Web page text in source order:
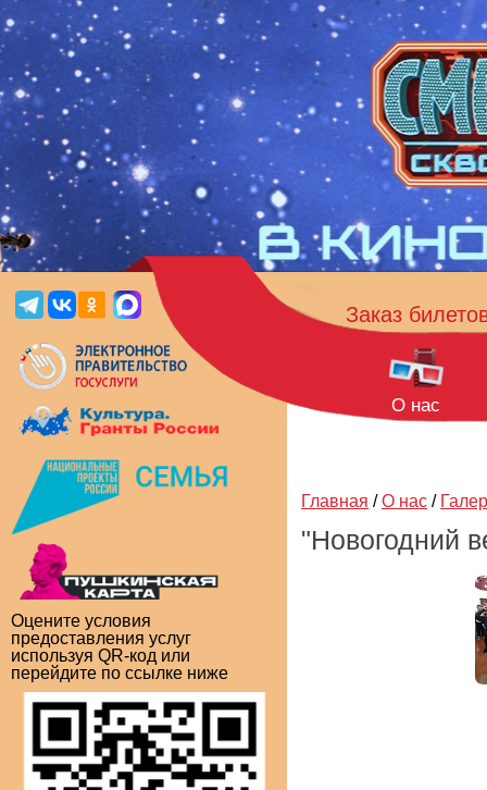
Оцените условия
предоставления услуг
используя QR-код или
перейдите по ссылке ниже
Заказ
О нас
Главная / О нас /
"Новогодний